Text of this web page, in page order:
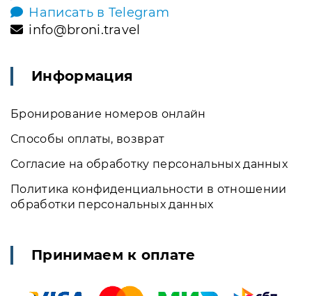
Написать в Telegram
info@broni.travel
Информация
Бронирование номеров онлайн
Способы оплаты, возврат
Согласие на обработку персональных данных
Политика конфиденциальности в отношении
обработки персональных данных
Принимаем к оплате